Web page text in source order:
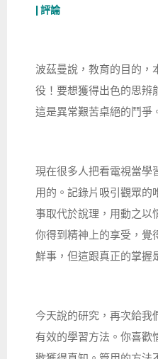
| 評論
波茲曼說，教育的目的，
役！要想獲得出色的思辨
這是異常艱苦桌絕的鬥爭
現在很多人把看電視當學
用的。記錄片吸引觀眾的
事取代於說理，用動之以
你得到精神上的享受，覺
鮮事，但這跟真正的掌握
今天說的研究，再次給我
有效的學習方法。你喜歡